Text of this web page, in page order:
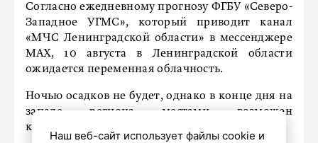
Согласно ежедневному прогнозу ФГБУ «Северо-
Западное УГМС», который приводит канал
«МЧС Ленинградской области» в мессенджере
МАХ, 10 августа в Ленинградской области
ожидается переменная облачность.
Ночью осадков не будет, однако в конце дня на
западе региона местами возможен
кратковременный дождь.
Наш веб-сайт использует файлы cookie и